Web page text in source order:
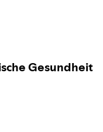
Gesundheit